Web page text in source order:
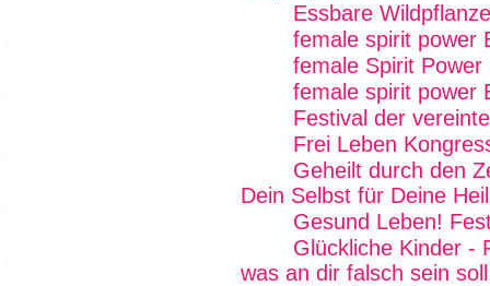
Essbare
female spirit power
female Spirit
female spirit power
Festival der
Frei Leben
Geheilt durch den
Dein Selbst für Deine
Gesund Leben!
Glückliche Kinder -
was an dir falsch sein